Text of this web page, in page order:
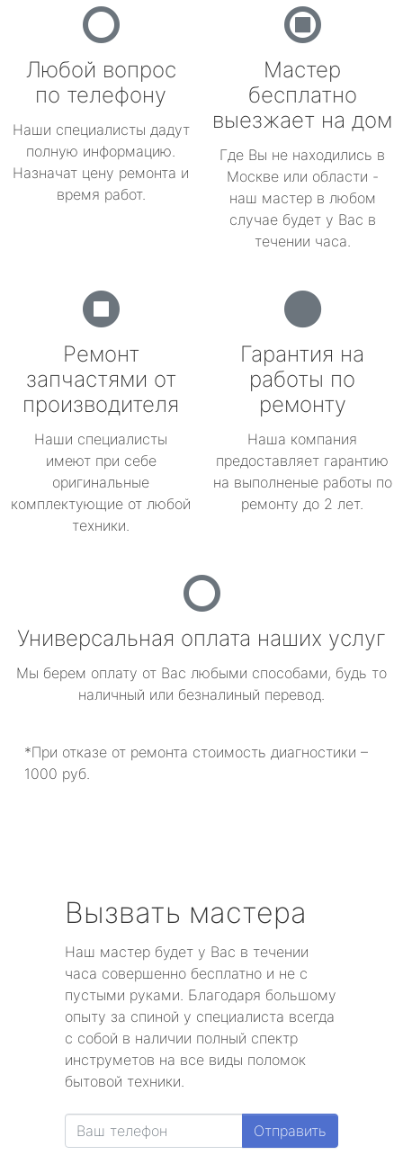
Любой вопрос
по телефону
Наши специалисты дадут
полную информацию.
Назначат цену ремонта и
время работ.
Мастер
бесплатно
выезжает на дом
Где Вы не находились в
Москве или области -
наш мастер в любом
случае будет у Вас в
течении часа.
Ремонт
запчастями от
производителя
Наши специалисты
имеют при себе
оригинальные
комплектующие от любой
техники.
Гарантия на
работы по
ремонту
Наша компания
предоставляет гарантию
на выполненые работы по
ремонту до 2 лет.
Универсальная оплата наших услуг
Мы берем оплату от Вас любыми способами, будь то
наличный или безналиный перевод.
*При отказе от ремонта стоимость диагностики –
1000 руб.
Вызвать мастера
Наш мастер будет у Вас в течении
часа совершенно бесплатно и не с
пустыми руками. Благодаря большому
опыту за спиной у специалиста всегда
с собой в наличии полный спектр
инструметов на все виды поломок
бытовой техники.
Отправить